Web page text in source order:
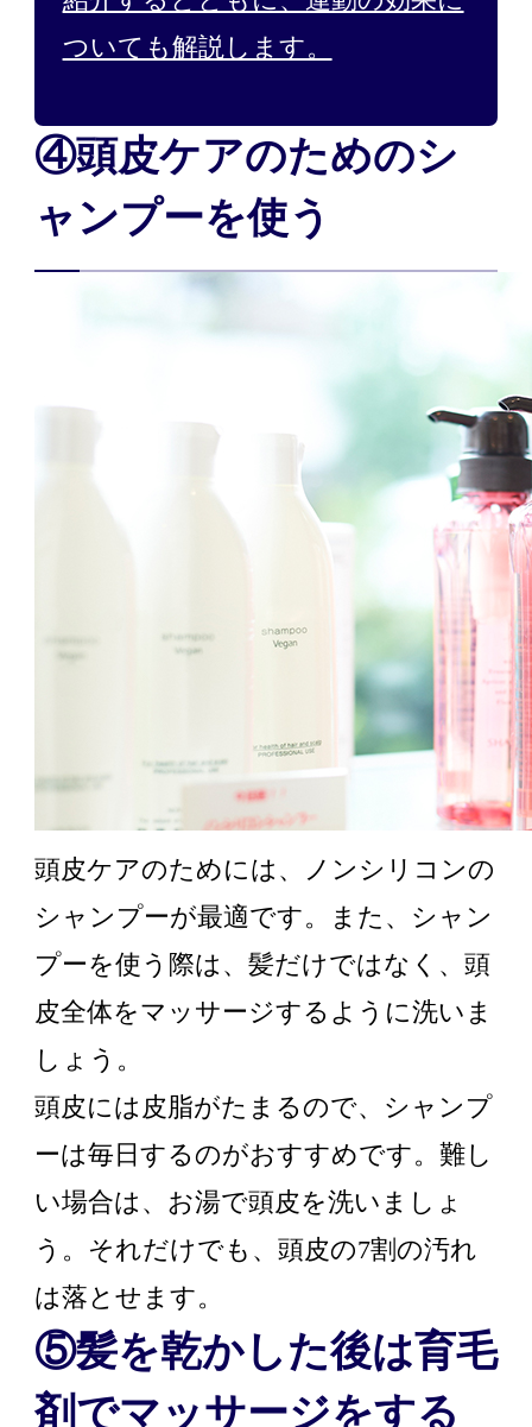
ついても解説します。
④頭皮ケアのためのシ
ャンプーを使う
頭皮ケアのためには、ノンシリコンの
シャンプーが最適です。また、シャン
プーを使う際は、髪だけではなく、頭
皮全体をマッサージするように洗いま
しょう。
頭皮には皮脂がたまるので、シャンプ
ーは毎日するのがおすすめです。難し
い場合は、お湯で頭皮を洗いましょ
う。それだけでも、頭皮の7割の汚れ
は落とせます。
⑤髪を乾かした後は育毛
剤でマッサージをする